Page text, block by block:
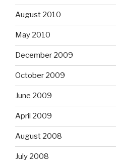
August 2010
May 2010
December 2009
October 2009
June 2009
April 2009
August 2008
July 2008